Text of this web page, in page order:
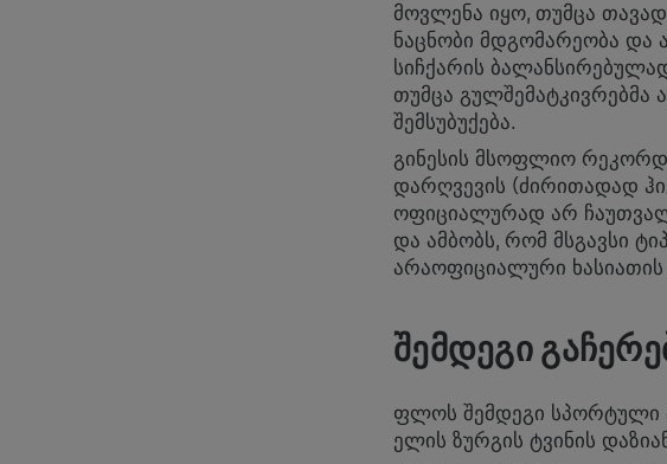
მოვლენა იყო, თუმცა თავად
ნაცნობი მდგომარეობა და
სიჩქარის
თუმცა
შემსუბუქება.
გინესის მსოფლიო
დარღვევის (ძირითადად
ოფიციალურად არ
და ამბობს, რომ მსგავსი
არაოფიციალური ხასიათის
ᲨᲔᲛᲓᲔᲒᲘ ᲒᲐᲩᲔᲠᲔᲑᲐ:
ფლოს შემდეგი სპორტული
ელის ზურგის ტვინის